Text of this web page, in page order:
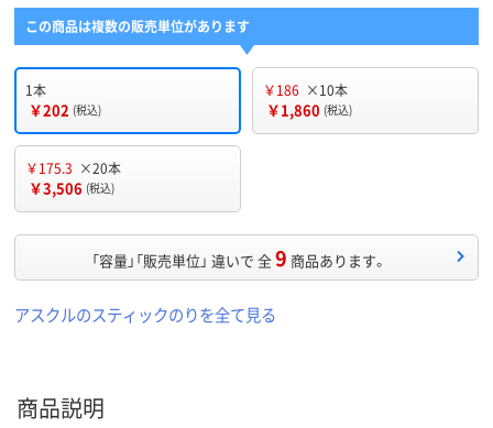
この商品は複数の販売単位があります
1本
￥202 (税込)
￥186 ×10本
￥1,860 (税込)
￥175.3 ×20本
￥3,506 (税込)
「容量」「販売単位」 違いで 全9 商品あります。
アスクルのスティックのりを全て見る
商品説明